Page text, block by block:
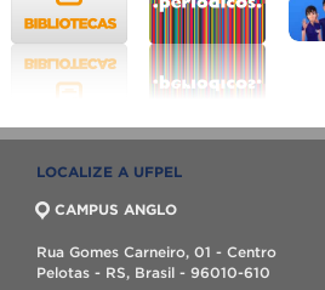
LOCALIZE A UFPEL
CAMPUS ANGLO
Rua Gomes Carneiro, 01 - Centro
Pelotas - RS, Brasil - 96010-610